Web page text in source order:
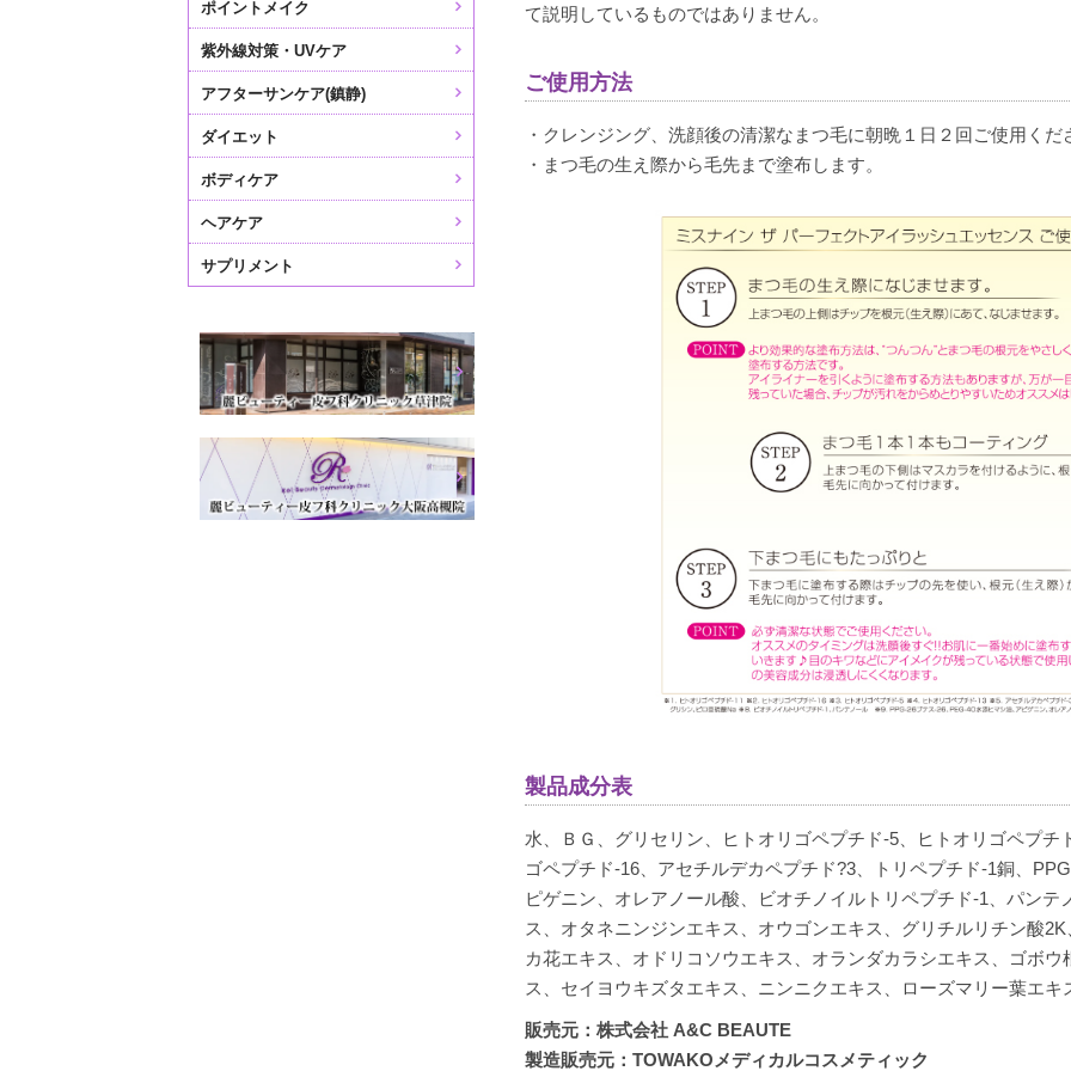
2022/01/04
しっかりしたまつ毛になる感じがするのでおすすめです。
て説明しているものではありません。
ご使用方法
・クレンジング、洗顔後の清潔なまつ毛に朝晩１日２回ご使用くだ
・まつ毛の生え際から毛先まで塗布します。
製品成分表
水、ＢＧ、グリセリン、ヒトオリゴペプチド-5、ヒトオリゴペプ
ゴペプチド-16、アセチルデカペプチド?3、トリペプチド-1銅、
ピゲニン、オレアノール酸、ビオチノイルトリペプチド-1、パン
ス、オタネニンジンエキス、オウゴンエキス、グリチルリチン酸
カ花エキス、オドリコソウエキス、オランダカラシエキス、ゴボ
ス、セイヨウキズタエキス、ニンニクエキス、ローズマリー葉エ
販売元：株式会社 A&C BEAUTE
製造販売元：TOWAKOメディカルコスメティック
ポイントメイク
紫外線対策・UVケア
アフターサンケア(鎮静)
ダイエット
ボディケア
ヘアケア
サプリメント